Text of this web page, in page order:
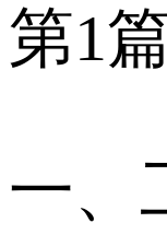
第1
一、